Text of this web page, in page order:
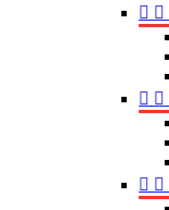
 
 
 